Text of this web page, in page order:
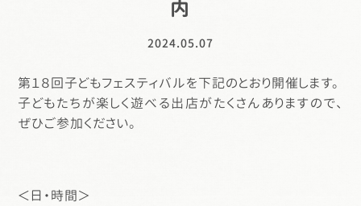
内
2024.05.07
第１８回子どもフェスティバルを下記のとおり開催します。
子どもたちが楽しく遊べる出店がたくさんありますので、
ぜひご参加ください。
＜日・時間＞